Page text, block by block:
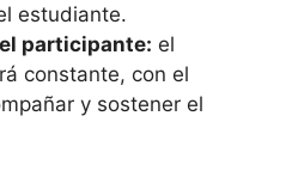
estudiante.
participante: el
constante, con el
y sostener el